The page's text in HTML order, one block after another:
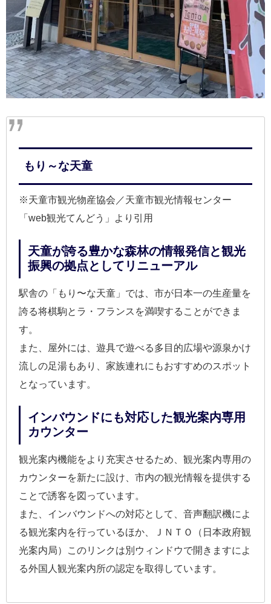
もり～な天童
※天童市観光物産協会／天童市観光情報センター
「web観光てんどう」より引用
天童が誇る豊かな森林の情報発信と観光
振興の拠点としてリニューアル
駅舎の「もり〜な天童」では、市が日本一の生産量を
誇る将棋駒とラ・フランスを満喫することができま
す。
また、屋外には、遊具で遊べる多目的広場や源泉かけ
流しの足湯もあり、家族連れにもおすすめのスポット
となっています。
インバウンドにも対応した観光案内専用
カウンター
観光案内機能をより充実させるため、観光案内専用の
カウンターを新たに設け、市内の観光情報を提供する
ことで誘客を図っています。
また、インバウンドへの対応として、音声翻訳機によ
る観光案内を行っているほか、ＪＮＴＯ（日本政府観
光案内局）このリンクは別ウィンドウで開きますによ
る外国人観光案内所の認定を取得しています。